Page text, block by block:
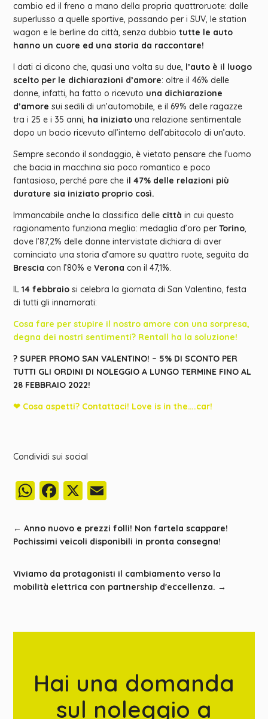
cambio ed il freno a mano della propria quattroruote: dalle
superlusso a quelle sportive, passando per i SUV, le station
wagon e le berline da città, senza dubbiotutte le auto
hanno un cuore ed una storia da raccontare!
I dati ci dicono che, quasi una volta su due, l’auto è il luogo
scelto per le dichiarazioni d’amore: oltre il 46% delle
donne, infatti, ha fatto o ricevuto una dichiarazione
d’amore sui sedili di un’automobile, e il 69% delle ragazze
tra i 25 e i 35 anni, ha iniziato una relazione sentimentale
dopo un bacio ricevuto all’interno dell’abitacolo di un’auto.
Sempre secondo il sondaggio, è vietato pensare che l’uomo
che bacia in macchina sia poco romantico e poco
fantasioso, perché pare che il 47% delle relazioni più
durature sia iniziato proprio così.
Immancabile anche la classifica delle città in cui questo
ragionamento funziona meglio: medaglia d’oro per Torino,
dove l’87,2% delle donne intervistate dichiara di aver
cominciato una storia d’amore su quattro ruote, seguita da
Brescia con l’80% eVerona con il 47,1%.
IL14 febbraio si celebra la giornata di San Valentino, festa
di tutti gli innamorati:
Cosa fare per stupire il nostro amore con una sorpresa,
degna dei nostri sentimenti? Rentall ha la soluzione!
? SUPER PROMO SAN VALENTINO! – 5% DI SCONTO PER
TUTTI GLI ORDINI DI NOLEGGIO A LUNGO TERMINE FINO AL
28 FEBBRAIO 2022!
❤ Cosa aspetti? Contattaci! Love is in the….car!
Condividi sui social
WhatsApp
Facebook
X
←Anno nuovo e prezzi folli! Non fartela scappare!
Pochissimi veicoli disponibili in pronta consegna!
Viviamo da protagonisti il cambiamento verso la
mobilità elettrica con partnership d'eccellenza. →
Hai una domanda
sul noleggio a